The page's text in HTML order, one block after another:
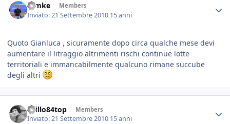
ramke Members
Inviato:21 Settembre 2010 15 anni
Quoto Gianluca , sicuramente dopo circa qualche mese devi
aumentare il litraggio altrimenti rischi continue lotte
territoriali e immancabilmente qualcuno rimane succube
degli altri
spillo84top Members
Inviato:21 Settembre 2010 15 anni